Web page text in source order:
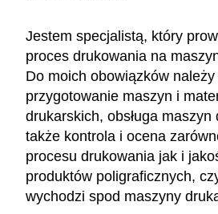
Jestem specjalistą, który
proces drukowania na
Do moich obowiązków należy
przygotowanie maszyn i
drukarskich, obsługa maszyn
także kontrola i ocena
procesu drukowania jak i
produktów poligraficznych,
wychodzi spod maszyny